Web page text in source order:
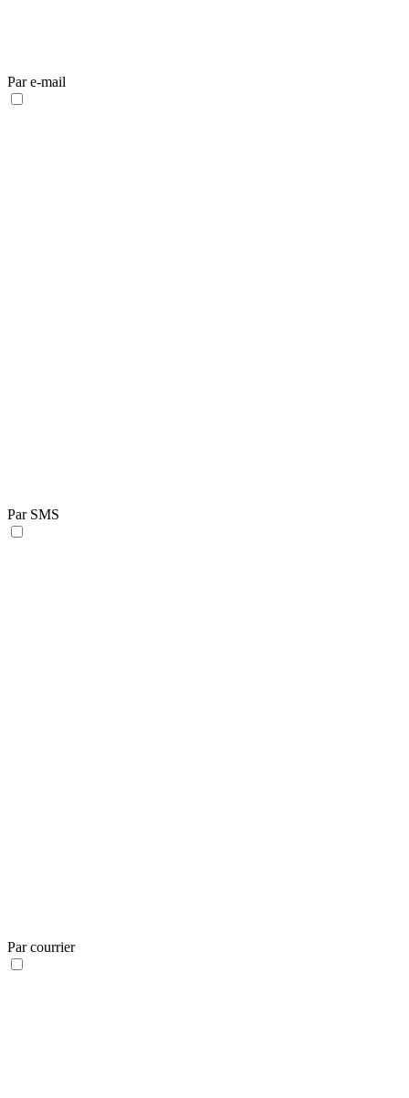
Par e-mail
Par SMS
Par courrier